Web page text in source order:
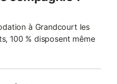
à Grandcourt les
100 % disposent même